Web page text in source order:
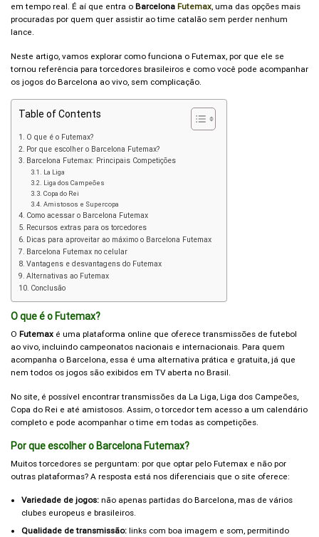
em tempo real. É aí que entra o Barcelona Futemax, uma das opções mais
procuradas por quem quer assistir ao time catalão sem perder nenhum
lance.
Neste artigo, vamos explorar como funciona o Futemax, por que ele se
tornou referência para torcedores brasileiros e como você pode acompanhar
os jogos do Barcelona ao vivo, sem complicação.
Table of Contents
O que é o Futemax?
Por que escolher o Barcelona Futemax?
Barcelona Futemax: Principais Competições
La Liga
Liga dos Campeões
Copa do Rei
Amistosos e Supercopa
Como acessar o Barcelona Futemax
Recursos extras para os torcedores
Dicas para aproveitar ao máximo o Barcelona Futemax
Barcelona Futemax no celular
Vantagens e desvantagens do Futemax
Alternativas ao Futemax
Conclusão
O que é o Futemax?
O Futemax é uma plataforma online que oferece transmissões de futebol
ao vivo, incluindo campeonatos nacionais e internacionais. Para quem
acompanha o Barcelona, essa é uma alternativa prática e gratuita, já que
nem todos os jogos são exibidos em TV aberta no Brasil.
No site, é possível encontrar transmissões da La Liga, Liga dos Campeões,
Copa do Rei e até amistosos. Assim, o torcedor tem acesso a um calendário
completo e pode acompanhar o time em todas as competições.
Por que escolher o Barcelona Futemax?
Muitos torcedores se perguntam: por que optar pelo Futemax e não por
outras plataformas? A resposta está nos diferenciais que o site oferece:
Variedade de jogos: não apenas partidas do Barcelona, mas de vários
clubes europeus e brasileiros.
Qualidade de transmissão: links com boa imagem e som, permitindo